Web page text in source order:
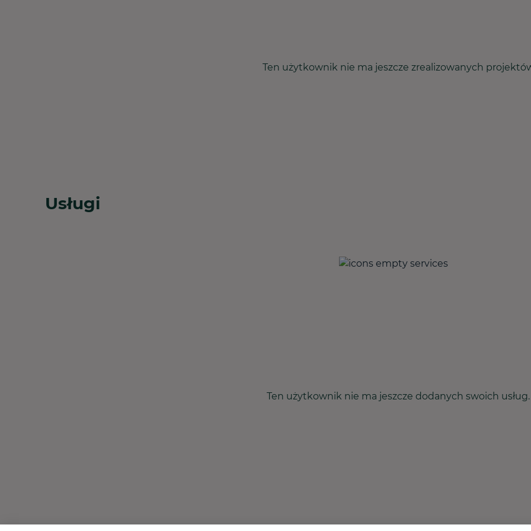
Ten użytkownik nie ma jeszcze zrealizowanych
Usługi
Ten użytkownik nie ma jeszcze dodanych swoich usług.